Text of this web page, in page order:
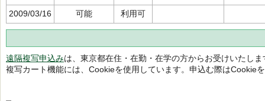
2009/03/16 可能 利用可
遠隔複写申込みは、東京都在住・在勤・在学の方からお受けいたしま
複写カート機能には、Cookieを使用しています。申込む際はCookie